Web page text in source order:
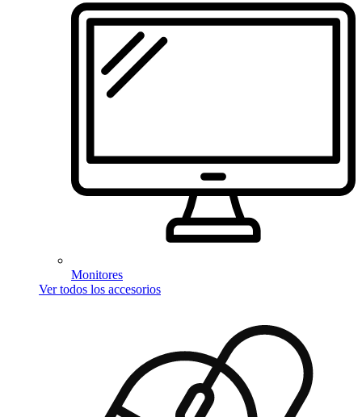
Monitores
Ver todos los accesorios